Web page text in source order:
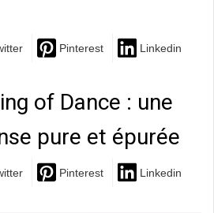
Pinterest Linkedin
of Dance : une
pure et épurée
Pinterest Linkedin